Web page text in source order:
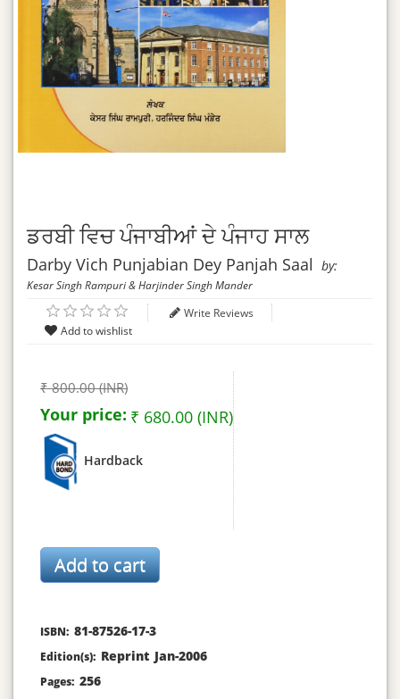
ਡਰਬੀ ਵਿਚ ਪੰਜਾਬੀਆਂ ਦੇ ਪੰਜਾਹ ਸਾਲ
Darby Vich Punjabian Dey Panjah Saal by:
Kesar Singh Rampuri & Harjinder Singh Mander
Write Reviews
₹ 800.00 (INR)
Your price: ₹ 680.00 (INR)
Hardback
ISBN: 81-87526-17-3
Edition(s): Reprint Jan-2006
Pages: 256